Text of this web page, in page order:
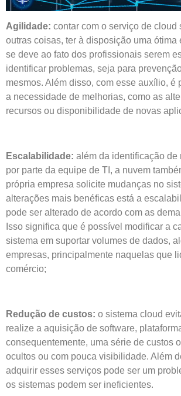
Agilidade: contar com o serviço de cloud
outras coisas, ter à disposição uma ótima
se deve ao fato dos profissionais serem
identificar problemas, seja para
mesmos. Além disso, com esse auxílio, é
a necessidade de melhorias, como as
recursos ou disponibilidade de novas
Escalabilidade: além da identificação de
por parte da equipe de TI, a nuvem
própria empresa solicite mudanças no
alterações mais benéficas está a
pode ser alterado de acordo com as
Isso significa que é possível modificar a
sistema em suportar volumes de dados,
empresas, principalmente naquelas que
comércio;
Redução de custos: o sistema cloud
realize a aquisição de software,
consequentemente, uma série de custos
ocultos ou com pouca visibilidade. Além
adquirir esses serviços pode ser um
os sistemas podem ser ineficientes.